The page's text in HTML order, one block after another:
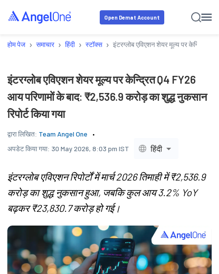
Open Demat Account
होम पेज › समाचार › हिंदी › स्टॉक्स › इंटरग्लोब एविएशन शेयर मूल्य पर केन्द्रित
इंटरग्लोब एविएशन शेयर मूल्य पर केन्द्रित Q4 FY26
आय परिणामों के बाद: ₹2,536.9 करोड़ का शुद्ध नुकसान
रिपोर्ट किया गया
द्वारा लिखित: Team Angel One
अपडेट किया गया: 30 May 2026, 8:03 pm IST हिंदी
इंटरग्लोब एविएशन रिपोर्टों में मार्च 2026 तिमाही में ₹2,536.9
करोड़ का शुद्ध नुकसान हुआ, जबकि कुल आय 3.2% YoY
बढ़कर ₹23,830.7 करोड़ हो गई।